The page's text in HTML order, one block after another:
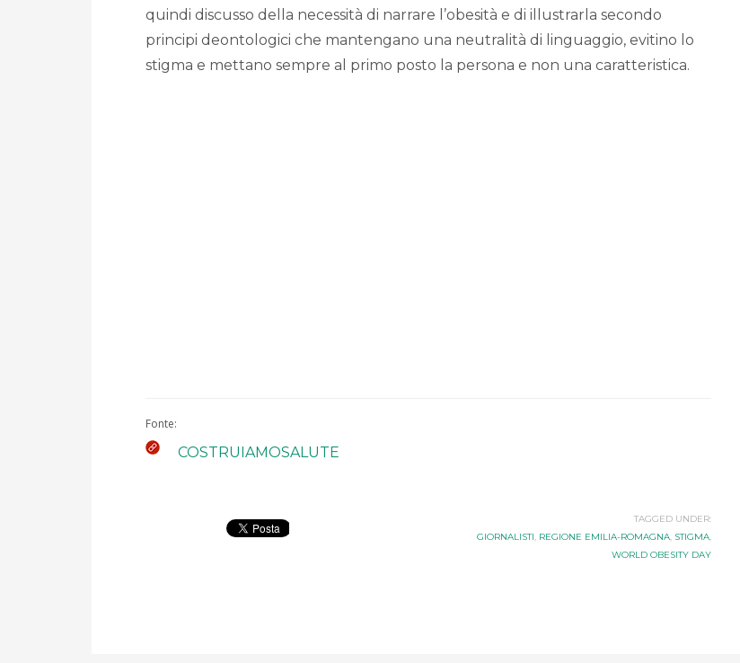
quindi discusso della necessità di narrare l’obesità e di illustrarla secondo
principi deontologici che mantengano una neutralità di linguaggio, evitino lo
stigma e mettano sempre al primo posto la persona e non una caratteristica.
Fonte:
COSTRUIAMOSALUTE
TAGGED UNDER:
GIORNALISTI, REGIONE EMILIA-ROMAGNA, STIGMA,
WORLD OBESITY DAY